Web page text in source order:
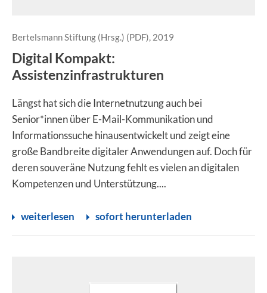
Bertelsmann Stiftung (Hrsg.) (PDF), 2019
Digital Kompakt:
Assistenzinfrastrukturen
Längst hat sich die Internetnutzung auch bei
Senior*innen über E-Mail-Kommunikation und
Informationssuche hinausentwickelt und zeigt eine
große Bandbreite digitaler Anwendungen auf. Doch für
deren souveräne Nutzung fehlt es vielen an digitalen
Kompetenzen und Unterstützung....
weiterlesen sofort herunterladen